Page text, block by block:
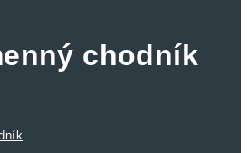
chodník